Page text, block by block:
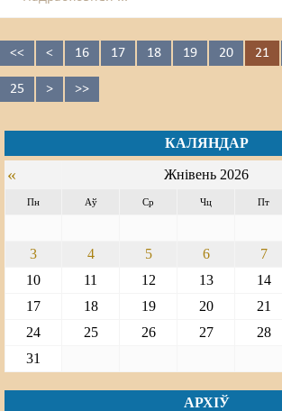
<< < 16 17 18 19 20 21
25 > >>
КАЛЯНДАР
« Жнівень 2026
Пн Аў Ср Чц Пт
3
4 5 6 7
10
11 12 13 14
17
18 19 20 21
24
25 26 27 28
31
АРХІЎ